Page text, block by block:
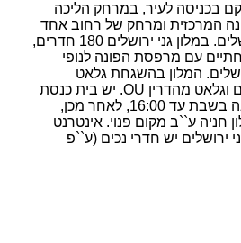
בכניסה לעיר, במרחק הליכה
המרכזית ומרחק של רחוב אחד
מהרכבת הקלה בירושלים. במלון גני ירושלים 180 חדרים,
עם מרפסת הפונה לנופי
המלון בהשגחת גלאט
מהדרין-רבנות ירושלים וגלאט מהדרין OU. יש בית כנסת
ויש מעלית שבת. עזיבה בשבת עד 16:00, לאחר מכן,
חניה ע``ב מקום פנוי. אינטרנט
ירושלים יש חדרי נכים (ע``פ